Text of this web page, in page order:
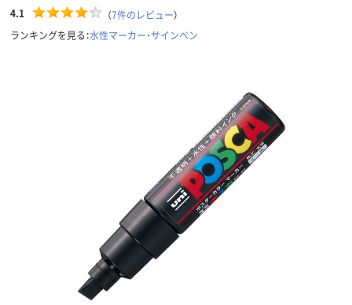
4.1 （7件のレビュー）
ランキングを見る：水性マーカー・サインペン